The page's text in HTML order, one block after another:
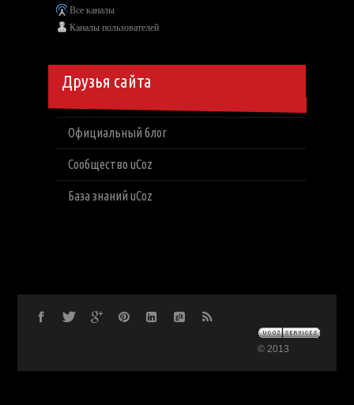
Все каналы
Каналы пользователей
Друзья сайта
Официальный блог
Сообщество uCoz
База знаний uCoz
© 2013